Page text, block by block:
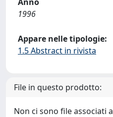
1996
Appare nelle tipologie:
1.5 Abstract in rivista
File in questo prodotto:
Non ci sono file associati